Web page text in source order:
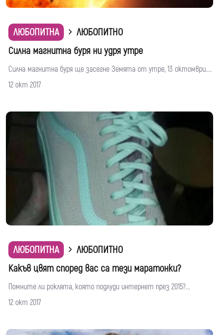
ЛЮБОПИТНА
ЛЮБОПИТНО
Силна магнитна буря ни удря утре
Силна магнитна буря ще засегне Земята от утре, 13 октомври....
12 окт 2017
ЛЮБОПИТНА
ЛЮБОПИТНО
Какъв цвят според вас са тези маратонки?
Помните ли роклята, която подлуди интернет през 2015?...
12 окт 2017